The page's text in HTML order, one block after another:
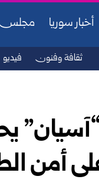
أخبار سوريا مجلس
ثقافة وفنون فيديو
أمن